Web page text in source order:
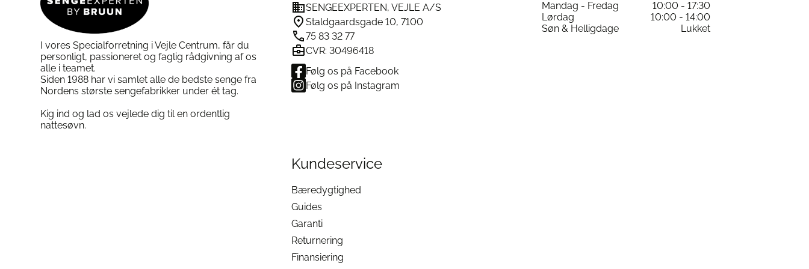
varesiden
varesiden
varesiden
I vores Specialforretning i Vejle Centrum, får du
personligt, passioneret og faglig rådgivning af os
alle i teamet.
Siden 1988 har vi samlet alle de bedste senge fra
Nordens største sengefabrikker under ét tag.
Kig ind og lad os vejlede dig til en ordentlig
nattesøvn.
SENGEEXPERTEN, VEJLE A/S
Staldgaardsgade 10, 7100
75 83 32 77
CVR: 30496418
Følg os på Facebook
Følg os på Instagram
Mandag - Fredag
10:00 - 17:30
Lørdag
10:00 - 14:00
Søn & Helligdage
Lukket
Kundeservice
Bæredygtighed
Guides
Garanti
Returnering
Finansiering